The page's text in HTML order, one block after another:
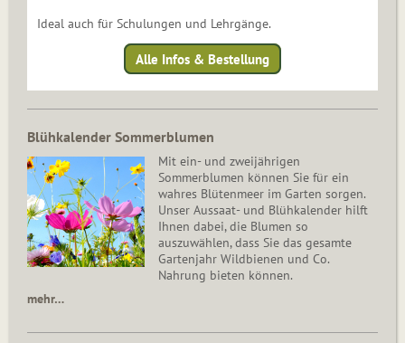
Ideal auch für Schulungen und Lehrgänge.
Alle Infos & Bestellung
Blühkalender Sommerblumen
Mit ein- und zweijährigen
Sommerblumen können Sie für ein
wahres Blütenmeer im Garten sorgen.
Unser Aussaat- und Blühkalender hilft
Ihnen dabei, die Blumen so
auszuwählen, dass Sie das gesamte
Gartenjahr Wildbienen und Co.
Nahrung bieten können.
mehr…